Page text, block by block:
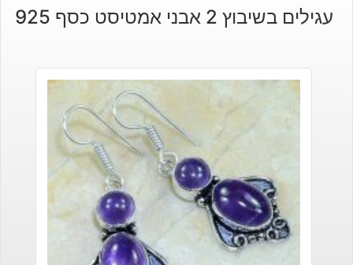
עגילים בשיבוץ 2 אבני אמטיסט כסף 925